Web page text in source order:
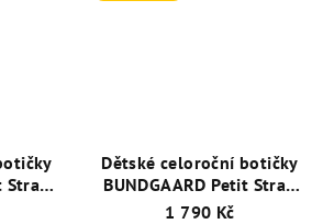
Strap
Dětské celoroční botičky
BUNDGAARD Petit Strap
BG101068-402 Fialová
1 790 Kč